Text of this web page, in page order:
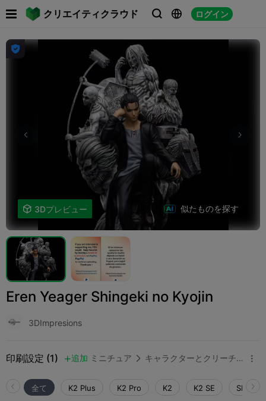
クリエイティクラウド   ログイン
 

 3Dプレビュー 似たものを探す
Eren Yeager Shingeki no Kyojin
3DImpresions
印刷設定 (1) 追加 ミニチュア  キャラクターとクリーチャー 
全て K2 Plus K2 Pro K2 K2 SE